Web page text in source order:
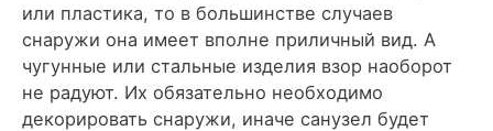
или пластика, то в большинстве случаев
снаружи она имеет вполне приличный вид. А
чугунные или стальные изделия взор наоборот
не радуют. Их обязательно необходимо
декорировать снаружи, иначе санузел будет